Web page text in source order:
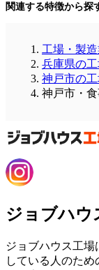
関連する特徴から探
工場・製造
兵庫県の工
神戸市の工
神戸市・
ジョブハウ
ジョブハウス工
している人のため